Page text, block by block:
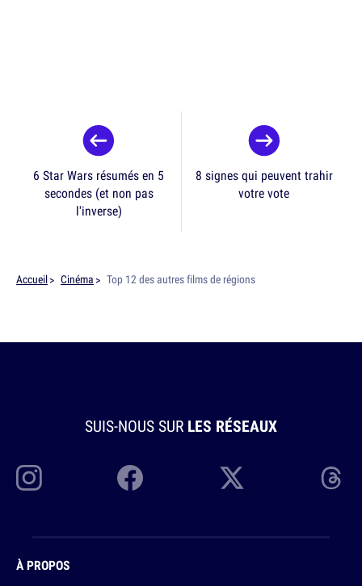
6 Star Wars résumés en 5
secondes (et non pas
l'inverse)
8 signes qui peuvent trahir
votre vote
Accueil Cinéma Top 12 des autres films de régions
SUIS-NOUS SUR LES RÉSEAUX
À PROPOS